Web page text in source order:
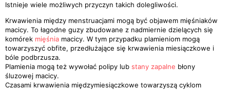
Istnieje wiele możliwych przyczyn takich dolegliwości.
Krwawienia między menstruacjami mogą być objawem mięśniaków
macicy. To łagodne guzy zbudowane z nadmiernie dzielących się
komórek mięśnia macicy. W tym przypadku plamieniom mogą
towarzyszyć obfite, przedłużające się krwawienia miesiączkowe i
bóle podbrzusza.
Plamienia mogą też wywołać polipy lub stany zapalne błony
śluzowej macicy.
Czasami krwawienia międzymiesiączkowe towarzyszą cyklom